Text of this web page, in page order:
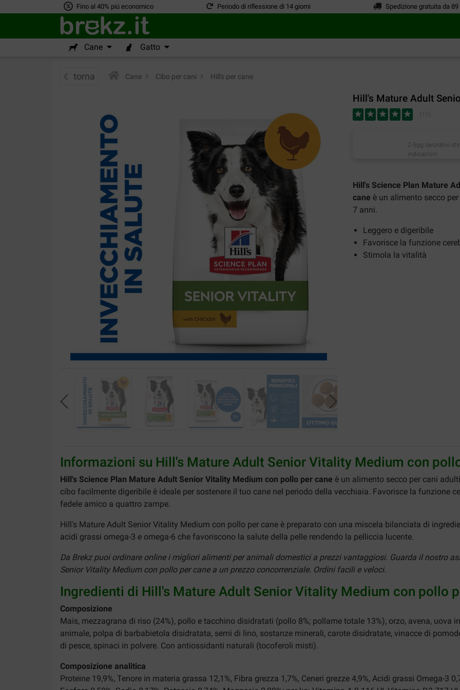
Fino al 40% piú economico Periodo di riflessione di 14 giorni Spedizione gratuita da 89
Cane Gatto
torna Cane Cibo per cani Hill's per cane
Hill's Mature Adult
2-5gg lavorativi
indicazioni
Hill's Science Plan Mature
cane è un alimento secco
7 anni.
Leggero e digeribile
Favorisce la funzione
Stimola la vitalità
Informazioni su Hill's Mature Adult Senior Vitality Medium con
Hill's Science Plan Mature Adult Senior Vitality Medium con pollo per cane è un alimento secco per cani
cibo facilmente digeribile è ideale per sostenere il tuo cane nel periodo della vecchiaia. Favorisce la funzione
fedele amico a quattro zampe.
Hill's Mature Adult Senior Vitality Medium con pollo per cane è preparato con una miscela bilanciata di
acidi grassi omega-3 e omega-6 che favoriscono la salute della pelle rendendo la pelliccia lucente.
Da Brekz puoi ordinare online i migliori alimenti per animali domestici a prezzi vantaggiosi. Guarda il nostro
Senior Vitality Medium con pollo per cane a un prezzo concorrenziale. Ordini facili e veloci.
Ingredienti di Hill's Mature Adult Senior Vitality Medium con pollo
Composizione
Mais, mezzagrana di riso (24%), pollo e tacchino disidratati (pollo 8%; pollame totale 13%), orzo, avena, uova
animale, polpa di barbabietola disidratata, semi di lino, sostanze minerali, carote disidratate, vinacce di
di pesce, spinaci in polvere. Con antiossidanti naturali (tocoferoli misti).
Composizione analitica
Proteine 19,9%, Tenore in materia grassa 12,1%, Fibra grezza 1,7%, Ceneri grezze 4,9%, Acidi grassi Omega-3